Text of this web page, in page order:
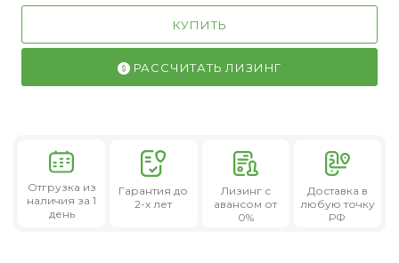
КУПИТЬ
РАССЧИТАТЬ ЛИЗИНГ
Отгрузка из
наличия за 1
день
Гарантия до
2-х лет
Лизингс
авансом от
0%
Доставка в
любую точку
РФ